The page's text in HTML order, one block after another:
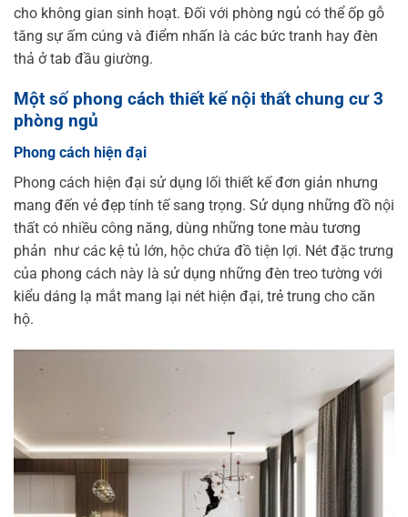
cho không gian sinh hoạt. Đối với phòng ngủ có thể ốp gỗ
tăng sự ấm cúng và điểm nhấn là các bức tranh hay đèn
thả ở tab đầu giường.
Một số phong cách thiết kế nội thất chung cư 3
phòng ngủ
Phong cách hiện đại
Phong cách hiện đại sử dụng lối thiết kế đơn giản nhưng
mang đến vẻ đẹp tính tế sang trọng. Sử dụng những đồ nội
thất có nhiều công năng, dùng những tone màu tương
phản như các kệ tủ lớn, hộc chứa đồ tiện lợi. Nét đặc trưng
của phong cách này là sử dụng những đèn treo tường với
kiểu dáng lạ mắt mang lại nét hiện đại, trẻ trung cho căn
hộ.